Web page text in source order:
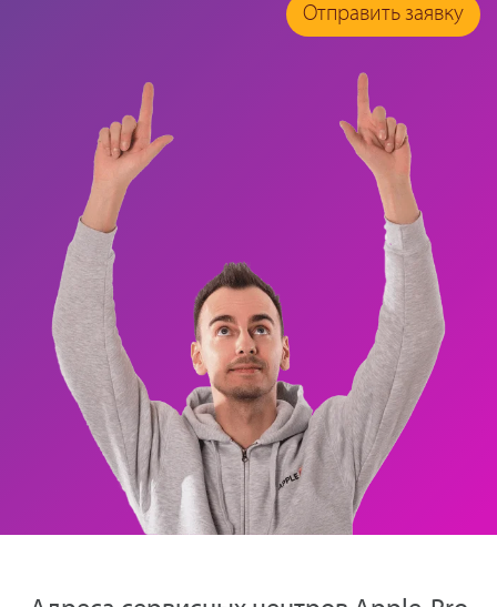
Отправить заявку